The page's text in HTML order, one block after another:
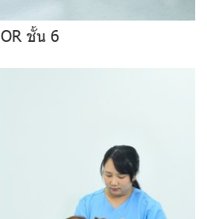
OR ชั้น 6